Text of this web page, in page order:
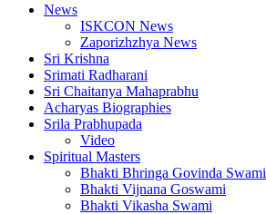
News
ISKCON News
Zaporizhzhya News
Sri Krishna
Srimati Radharani
Sri Chaitanya Mahaprabhu
Acharyas Biographies
Srila Prabhupada
Video
Spiritual Masters
Bhakti Bhringa Govinda Swami
Bhakti Vijnana Goswami
Bhakti Vikasha Swami